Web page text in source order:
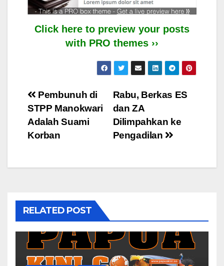
Click here to preview your posts
with PRO themes ››
Post
navigation
Rabu, Berkas ES
dan ZA
Dilimpahkan ke
Pengadilan
Pembunuh di
STPP Manokwari
Adalah Suami
Korban
RELATED POST